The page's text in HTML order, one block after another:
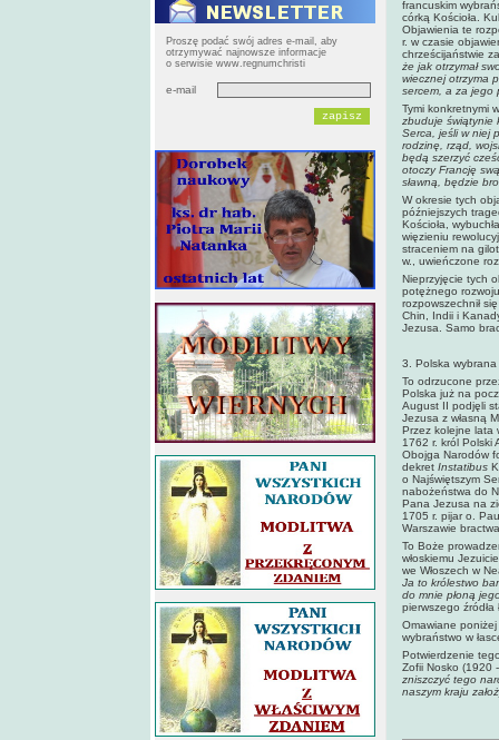
Proszę podać swój adres e-mail, aby
otrzymywać najnowsze informacje
o serwisie www.regnumchristi
e-mail
francuskim
córką Kościoła.
Objawienia te
r. w czasie
chrześcijaństwie
że jak otrzymał
wiecznej otrzyma
sercem, a za jego
Tymi konkretnymi
zbuduje świątynie
Serca, jeśli w niej
rodzinę, rząd,
będą szerzyć
otoczy Francję
sławną, będzie
W okresie tych
późniejszych
Kościoła,
więzieniu
straceniem na
w., uwieńczone
Nieprzyjęcie tych
potężnego
rozpowszechnił
Chin, Indii i
Jezusa. Samo
3. Polska
To odrzucone
Polska już na
August II podjęli
Jezusa z własną
Przez kolejne lata
1762 r. król Polski
Obojga Narodów
dekret Instatibus
o Najświętszym
nabożeństwa do
Pana Jezusa na
1705 r. pijar o.
Warszawie
To Boże
włoskiemu
we Włoszech w
Ja to królestwo
do mnie płoną
pierwszego źródła
Omawiane poniżej
wybraństwo w
Potwierdzenie
Zofii Nosko (1920
zniszczyć tego
naszym kraju